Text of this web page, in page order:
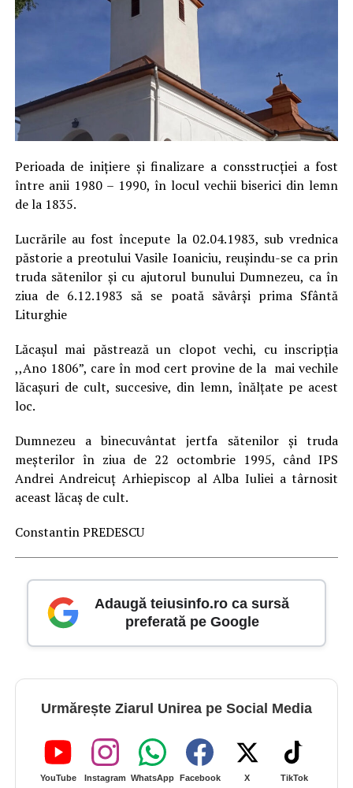
Perioada de inițiere și finalizare a consstrucției a fost
între anii 1980 – 1990, în locul vechii biserici din lemn
de la 1835.
Lucrările au fost începute la 02.04.1983, sub vrednica
păstorie a preotului Vasile Ioaniciu, reușindu-se ca prin
truda sătenilor și cu ajutorul bunului Dumnezeu, ca în
ziua de 6.12.1983 să se poată săvârși prima Sfântă
Liturghie
Lăcașul mai păstrează un clopot vechi, cu inscripția
,,Ano 1806”, care în mod cert provine de la mai vechile
lăcașuri de cult, succesive, din lemn, înălțate pe acest
loc.
Dumnezeu a binecuvântat jertfa sătenilor și truda
meșterilor în ziua de 22 octombrie 1995, când IPS
Andrei Andreicuț Arhiepiscop al Alba Iuliei a târnosit
aceast lăcaș de cult.
Constantin PREDESCU
Adaugă teiusinfo.ro ca sursă
preferată pe Google
Urmărește Ziarul Unirea pe Social Media
YouTube Instagram WhatsApp Facebook X TikTok